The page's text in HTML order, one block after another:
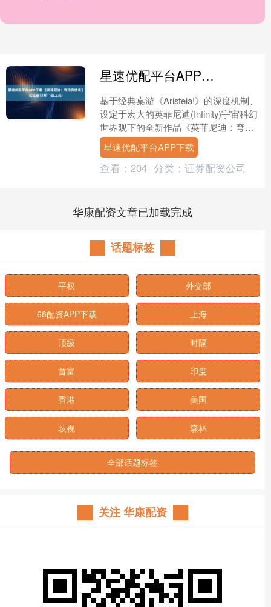
星速优配平台APP下载 《英菲尼迪：穹顶竞技场》试玩版12月11日上线!
基于经典桌游《Aristeia!》的深度机制、
设定于宏大的英菲尼迪(Infinity)宇宙科幻
世界观下的全新作品《英菲尼迪：穹顶
竞技场》，将于北京时间12月11....
星速优配平台APP下载
查看： 204 分类： 证券配资公司
华康配资文章已加载完成
话题标签
平权 外交部
68配资APP下载 上海
顶级 时隔
首富 印度
香港 美国
歧视 森林
全部话题标签
关注 华康配资